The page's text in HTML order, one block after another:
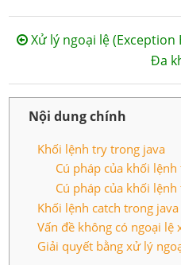
Xử lý ngoại lệ
Đa
Nội dung chính
Khối lệnh try trong java
Cú pháp của khối
Cú pháp của khối
Khối lệnh catch trong java
Vấn đề không có ngoại lệ
Giải quyết bằng xử lý